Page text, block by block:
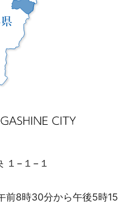
１−１−１
前8時30分から午後5時15